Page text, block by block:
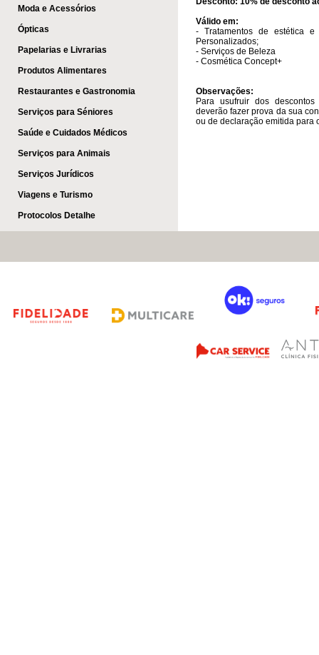
Moda e Acessórios
Ópticas
Papelarias e Livrarias
Produtos Alimentares
Restaurantes e Gastronomia
Serviços para Séniores
Saúde e Cuidados Médicos
Serviços para Animais
Serviços Jurídicos
Viagens e Turismo
Protocolos Detalhe
Válido em:
- Tratamentos de estética e
Personalizados;
- Serviços de Beleza
- Cosmética Concept+
Observações:
Para usufruir dos
deverão fazer prova da sua
ou de declaração emitida para